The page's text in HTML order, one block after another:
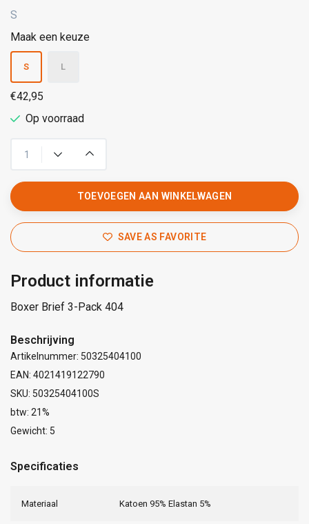
S
Maak een keuze
S L
€42,95
Op voorraad
TOEVOEGEN AAN WINKELWAGEN
SAVE AS FAVORITE
Product informatie
Boxer Brief 3-Pack 404
Beschrijving
Artikelnummer: 50325404100
EAN: 4021419122790
SKU: 50325404100S
btw: 21%
Gewicht: 5
Specificaties
Materiaal Katoen 95% Elastan 5%